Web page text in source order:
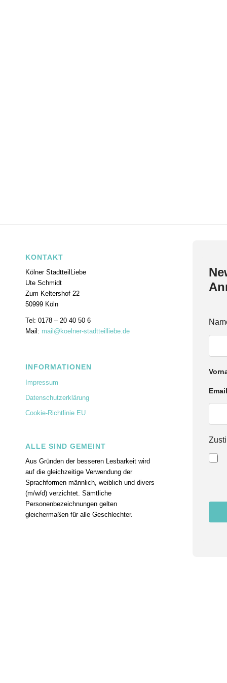
KONTAKT
Kölner StadtteilLiebe
Ute Schmidt
Zum Keltershof 22
50999 Köln
Tel: 0178 – 20 40 50 6
Mail: mail@koelner-stadtteilliebe.de
INFORMATIONEN
Impressum
Datenschutzerklärung
Cookie-Richtlinie EU
ALLE SIND GEMEINT
Aus Gründen der besseren Lesbarkeit wird
auf die gleichzeitige Verwendung der
Sprachformen männlich, weiblich und divers
(m/w/d) verzichtet. Sämtliche
Personenbezeichnungen gelten
gleichermaßen für alle Geschlechter.
Email
E
s
i